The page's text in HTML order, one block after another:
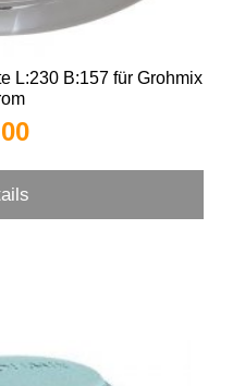
L:230 B:157 für Grohmix
